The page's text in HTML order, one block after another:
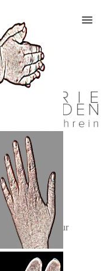
MENU
32
edition)
Edition,Struktur